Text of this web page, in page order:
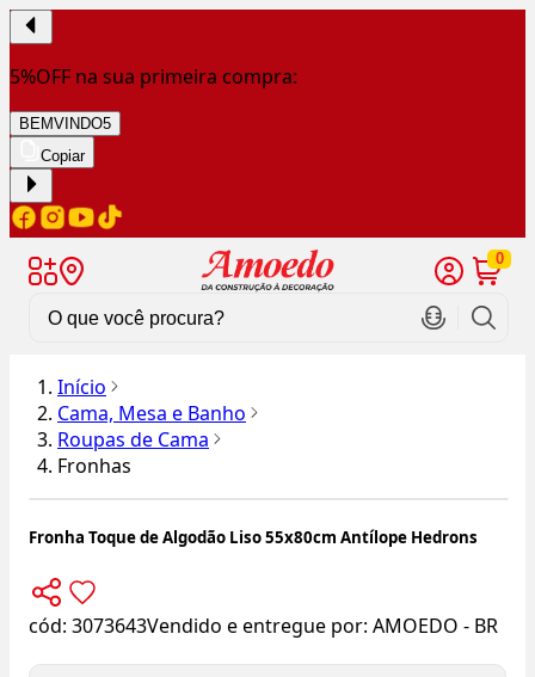
5%OFF na sua primeira compra:
BEMVINDO5
Copiar
0
Início
Cama, Mesa e Banho
Roupas de Cama
Fronhas
Fronha Toque de Algodão Liso 55x80cm Antílope Hedrons
cód: 3073643Vendido e entregue por: AMOEDO - BR